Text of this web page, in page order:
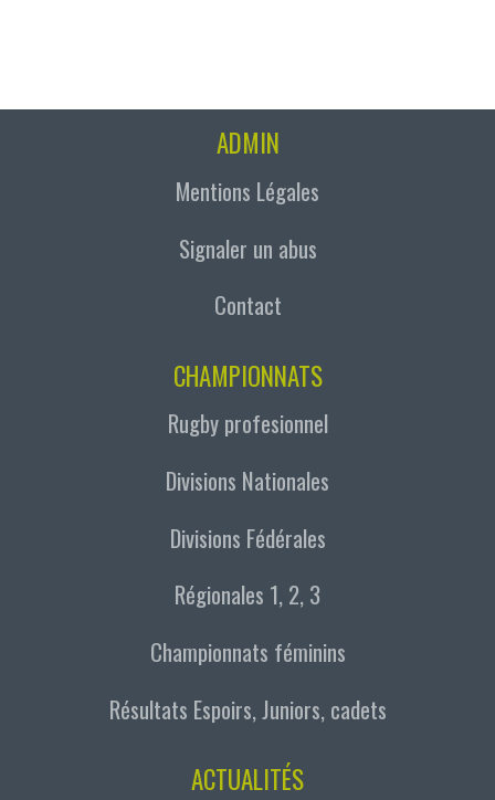
ADMIN
Mentions Légales
Signaler un abus
Contact
CHAMPIONNATS
Rugby profesionnel
Divisions Nationales
Divisions Fédérales
Régionales 1, 2, 3
Championnats féminins
Résultats Espoirs, Juniors, cadets
ACTUALITÉS